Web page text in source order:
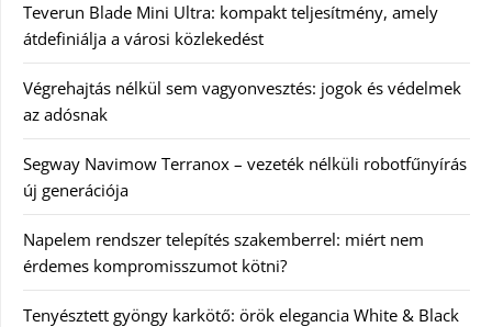
Teverun Blade Mini Ultra: kompakt teljesítmény, amely
átdefiniálja a városi közlekedést
Végrehajtás nélkül sem vagyonvesztés: jogok és védelmek
az adósnak
Segway Navimow Terranox – vezeték nélküli robotfűnyírás
új generációja
Napelem rendszer telepítés szakemberrel: miért nem
érdemes kompromisszumot kötni?
Tenyésztett gyöngy karkötő: örök elegancia White & Black